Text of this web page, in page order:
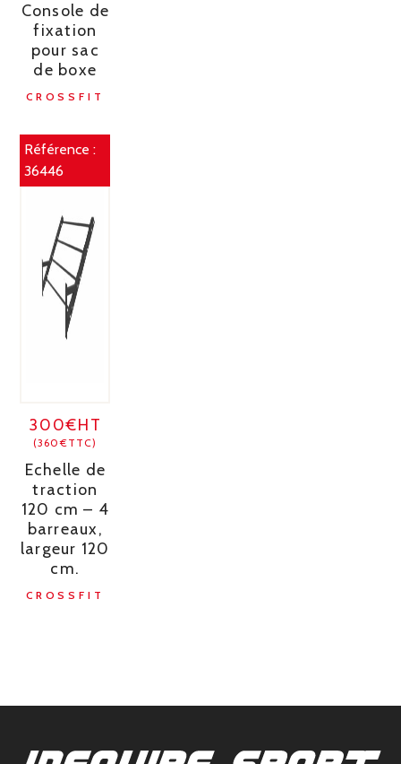
Console de
fixation
pour sac
de boxe
CROSSFIT
Référence :
36446
300€HT
(360€TTC)
Echelle de
traction
120 cm – 4
barreaux,
largeur 120
cm.
CROSSFIT